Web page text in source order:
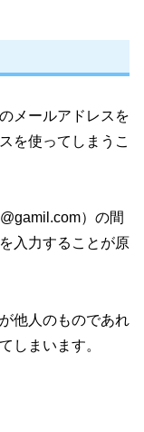
メールアドレスを
を使ってしまうこ
）の間
入力することが原
他人のものであれ
しまいます。